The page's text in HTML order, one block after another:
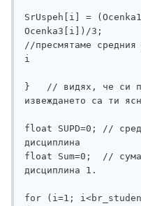
SrUspeh[i] =
Ocenka3[i])/3;
//пресмятаме
i
}   // видях, че си
извеждането са ти
float SUPD=0; //
дисциплина
float Sum=0;  //
дисциплина 1.
for (i=1;